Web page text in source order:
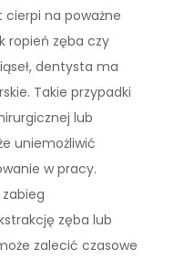
cierpi na poważne
ropień zęba czy
dentysta ma
Takie przypadki
lub
uniemożliwić
w pracy.
zęba lub
zalecić czasowe